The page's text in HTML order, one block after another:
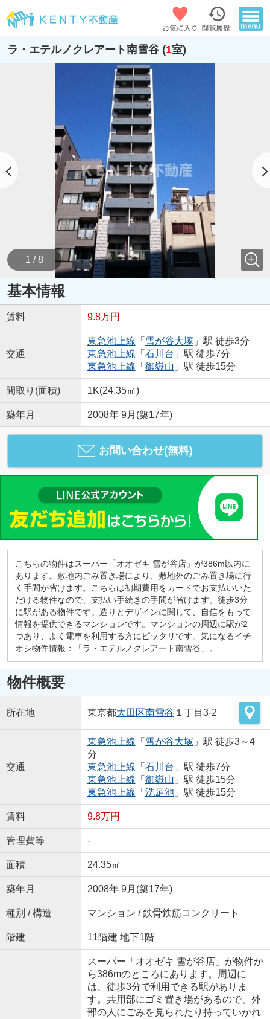
ラ・エテルノクレアート南雪谷 (1室)
1 / 8
基本情報
賃料 9.8万円
交通
東急池上線 「 雪が谷大塚 」駅 徒歩3分
東急池上線 「 石川台 」駅 徒歩7分
東急池上線 「 御嶽山 」駅 徒歩15分
間取り(面積) 1K(24.35㎡)
築年月 2008年 9月(築17年)
お問い合わせ(無料)
こちらの物件はスーパー「オオゼキ 雪が谷店」が386m以内に
あります。敷地内ごみ置き場により、敷地外のごみ置き場に行
く手間が省けます。こちらは初期費用をカードでお支払いいた
だける物件なので、支払い手続きの手間が省けます。徒歩3分
に駅がある物件です。造りとデザインに関して、自信をもって
情報を提供できるマンションです。マンションの周辺に駅が2
つあり、よく電車を利用する方にピッタリです。気になるイチ
オシ物件情報：「ラ・エテルノクレアート南雪谷」。
物件概要
所在地 東京都大田区南雪谷 １丁目3-2
交通
東急池上線 「 雪が谷大塚 」駅 徒歩3～4
分
東急池上線 「 石川台 」駅 徒歩7分
東急池上線 「 御嶽山 」駅 徒歩15分
東急池上線 「 洗足池」駅 徒歩15分
賃料 9.8万円
管理費等 -
面積 24.35㎡
築年月 2008年 9月(築17年)
種別 / 構造 マンション / 鉄骨鉄筋コンクリート
階建 11階建 地下1階
スーパー「オオゼキ 雪が谷店」が物件か
ら386mのところにあります。周辺に
は、徒歩3分で利用できる駅がありま
す。共用部にゴミ置き場があるので、外
部の人にごみを見られたり持っていかれ